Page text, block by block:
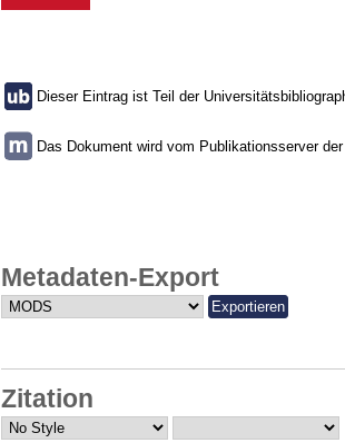
Dieser Eintrag ist Teil der
Das Dokument wird vom Publikationsserver
Metadaten-Export
Zitation